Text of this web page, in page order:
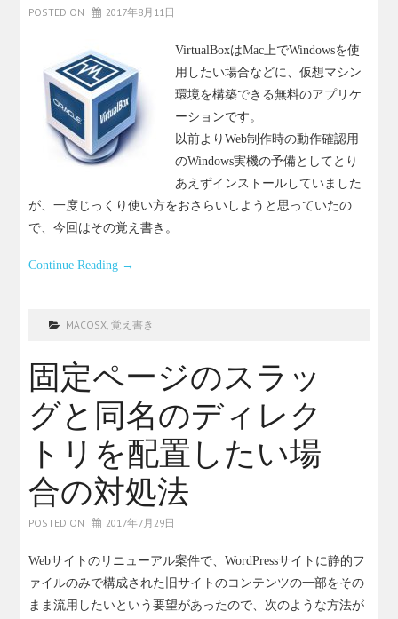
POSTED ON 2017年8月11日
VirtualBoxはMac上でWindowsを使
用したい場合などに、仮想マシン
環境を構築できる無料のアプリケ
ーションです。
以前よりWeb制作時の動作確認用
のWindows実機の予備としてとり
あえずインストールしていました
が、一度じっくり使い方をおさらいしようと思っていたの
で、今回はその覚え書き。
Continue Reading →
MACOSX,覚え書き
固定ページのスラッ
グと同名のディレク
トリを配置したい場
合の対処法
POSTED ON 2017年7月29日
Webサイトのリニューアル案件で、WordPressサイトに静的フ
ァイルのみで構成された旧サイトのコンテンツの一部をその
まま流用したいという要望があったので、次のような方法が